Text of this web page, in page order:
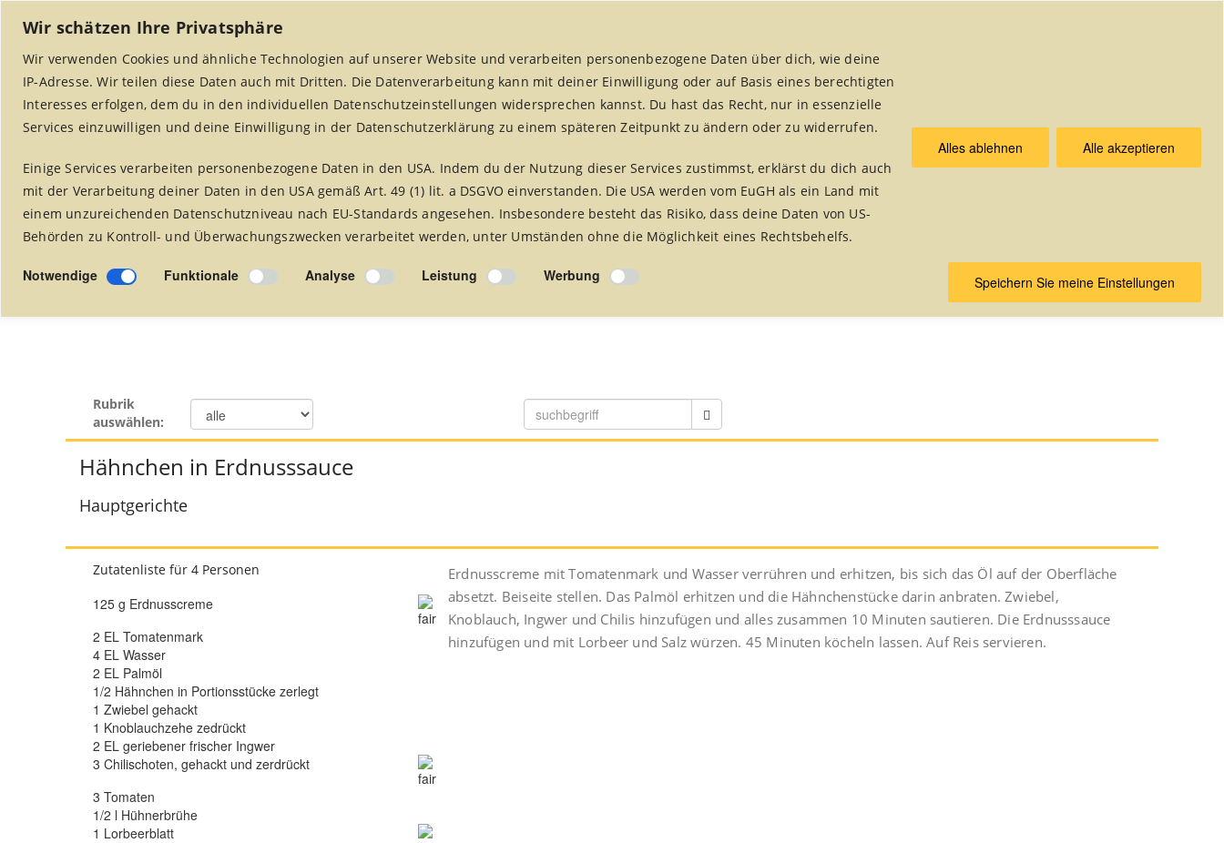
Wir schätzen Ihre Privatsphäre
Wir verwenden Cookies und ähnliche Technologien auf unserer Website und verarbeiten personenbezogene Daten über dich, wie deine
IP-Adresse. Wir teilen diese Daten auch mit Dritten. Die Datenverarbeitung kann mit deiner Einwilligung oder auf Basis eines berechtigten
Interesses erfolgen, dem du in den individuellen Datenschutzeinstellungen widersprechen kannst. Du hast das Recht, nur in essenzielle
Services einzuwilligen und deine Einwilligung in der Datenschutzerklärung zu einem späteren Zeitpunkt zu ändern oder zu widerrufen.
Einige Services verarbeiten personenbezogene Daten in den USA. Indem du der Nutzung dieser Services zustimmst, erklärst du dich auch
mit der Verarbeitung deiner Daten in den USA gemäß Art. 49 (1) lit. a DSGVO einverstanden. Die USA werden vom EuGH als ein Land mit
einem unzureichenden Datenschutzniveau nach EU-Standards angesehen. Insbesondere besteht das Risiko, dass deine Daten von US-
Behörden zu Kontroll- und Überwachungszwecken verarbeitet werden, unter Umständen ohne die Möglichkeit eines Rechtsbehelfs.
Alles ablehnen Alle akzeptieren
Notwendige Funktionale Analyse Leistung Werbung Speichern Sie meine Einstellungen
Rezepte
Rubrik
auswählen:
Hähnchen in Erdnusssauce
Hauptgerichte
Zutatenliste für 4 Personen
125 g Erdnusscreme
2 EL Tomatenmark
4 EL Wasser
2 EL Palmöl
1/2 Hähnchen in Portionsstücke zerlegt
1 Zwiebel gehackt
1 Knoblauchzehe zedrückt
2 EL geriebener frischer Ingwer
3 Chilischoten, gehackt und zerdrückt
3 Tomaten
1/2 l Hühnerbrühe
1 Lorbeerblatt
Erdnusscreme mit Tomatenmark und Wasser verrühren und erhitzen, bis sich das Öl auf der Oberfläche
absetzt. Beiseite stellen. Das Palmöl erhitzen und die Hähnchenstücke darin anbraten. Zwiebel,
Knoblauch, Ingwer und Chilis hinzufügen und alles zusammen 10 Minuten sautieren. Die Erdnusssauce
hinzufügen und mit Lorbeer und Salz würzen. 45 Minuten köcheln lassen. Auf Reis servieren.